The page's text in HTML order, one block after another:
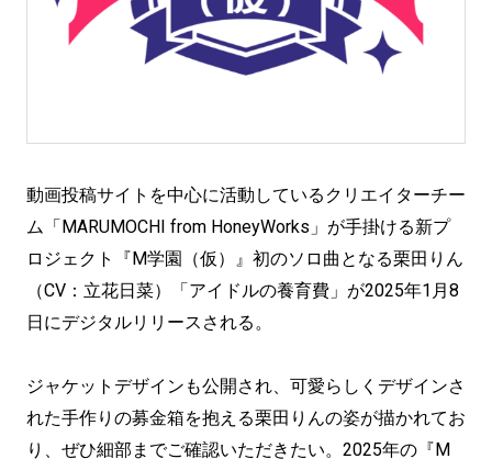
動画投稿サイトを中心に活動しているクリエイターチー
ム「MARUMOCHI from HoneyWorks」が手掛ける新プ
ロジェクト『M学園（仮）』初のソロ曲となる栗田りん
（CV：立花日菜）「アイドルの養育費」が2025年1月8
日にデジタルリリースされる。
ジャケットデザインも公開され、可愛らしくデザインさ
れた手作りの募金箱を抱える栗田りんの姿が描かれてお
り、ぜひ細部までご確認いただきたい。2025年の『M